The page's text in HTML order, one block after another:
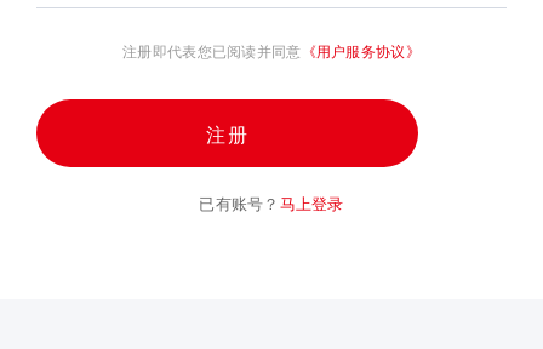
注册即代表您已阅读并同意 《用户服务协议》
注册
已有账号？ 马上登录